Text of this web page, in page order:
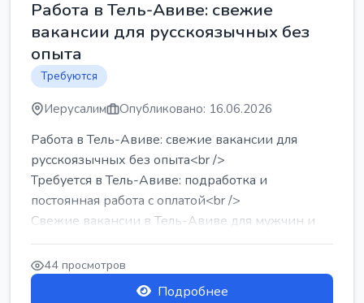
Работа в Тель-Авиве: свежие
вакансии для русскоязычных без
опыта
Требуются
Иерусалим Опубликовано: 16.06.2026
Работа в Тель-Авиве: свежие вакансии для
русскоязычных без опыта<br />
Требуется в Тель-Авиве: подработка и
постоянная работа с оплатой<br />
Свежие вакансии в Тель-Авиве для мужчин и
женщин от хозя...
44 просмотров
Подробнее